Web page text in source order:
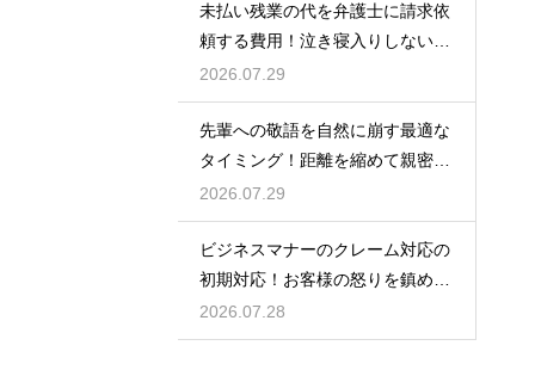
未払い残業の代を弁護士に請求依
頼する費用！泣き寝入りしないた
めの知識
2026.07.29
先輩への敬語を自然に崩す最適な
タイミング！距離を縮めて親密な
関係を築くためのステップ
2026.07.29
ビジネスマナーのクレーム対応の
初期対応！お客様の怒りを鎮める
謝罪の形
2026.07.28